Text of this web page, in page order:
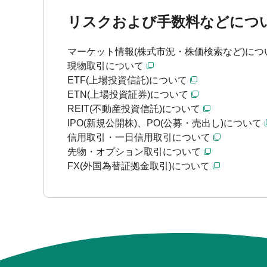
リスクおよび手数料などにつ
マーケット情報(株式市況・株価検索など)につ
現物取引について
ETF(上場投資信託)について
ETN(上場投資証券)について
REIT(不動産投資信託)について
IPO(新規公開株)、PO(公募・売出し)について
信用取引・一日信用取引について
先物・オプション取引について
FX(外国為替証拠金取引)について